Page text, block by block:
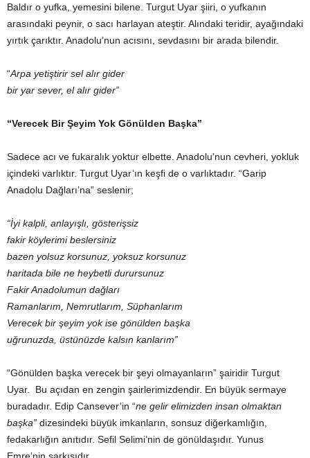
Baldır o yufka, yemesini bilene. Turgut Uyar şiiri, o yufkanın
arasındaki peynir, o sacı harlayan ateştir. Alındaki teridir, ayağındaki
yırtık çarıktır. Anadolu’nun acısını, sevdasını bir arada bilendir.
“Arpa yetiştirir sel alır gider
bir yar sever, el alır gider”
“Verecek Bir Şeyim Yok Gönülden Başka”
Sadece acı ve fukaralık yoktur elbette. Anadolu’nun cevheri, yokluk
içindeki varlıktır. Turgut Uyar’ın keşfi de o varlıktadır. “Garip
Anadolu Dağları’na” seslenir;
“İyi kalpli, anlayışlı, gösterişsiz
fakir köylerimi beslersiniz
bazen yolsuz korsunuz, yoksuz korsunuz
haritada bile ne heybetli durursunuz
Fakir Anadolumun dağları
Ramanlarım, Nemrutlarım, Süphanlarım
Verecek bir şeyim yok ise gönülden başka
uğrunuzda, üstünüzde kalsın kanlarım”
“Gönülden başka verecek bir şeyi olmayanların” şairidir Turgut
Uyar. Bu açıdan en zengin şairlerimizdendir. En büyük sermaye
buradadır. Edip Cansever’in “ne gelir elimizden insan olmaktan
başka” dizesindeki büyük imkanların, sonsuz diğerkamlığın,
fedakarlığın anıtıdır. Sefil Selimi’nin de gönüldaşıdır. Yunus
Emre’nin şarkısıdır.